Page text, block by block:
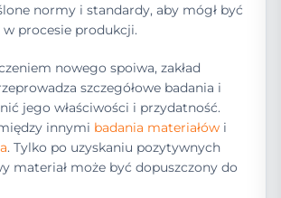
normy i standardy, aby mógł być
procesie produkcji.
nowego spoiwa, zakład
szczegółowe badania i
jego właściwości i przydatność.
innymi badania materiałów i
. Tylko po uzyskaniu pozytywnych
materiał może być dopuszczony do